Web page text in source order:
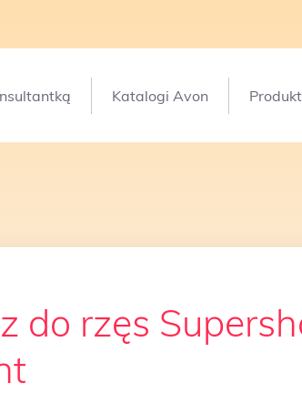
Katalogi Avon
do rzęs